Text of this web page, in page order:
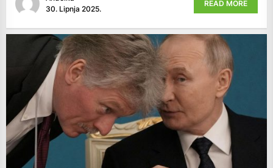
30. Lipnja 2025.
READ MORE